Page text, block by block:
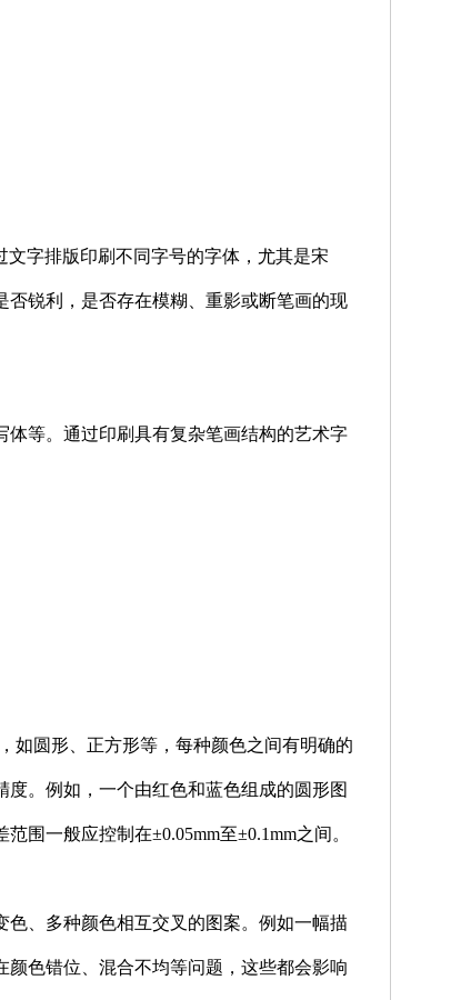
字排版印刷不同字号的字体，尤其是宋
锐利，是否存在模糊、重影或断笔画的现
等。通过印刷具有复杂笔画结构的艺术字
如圆形、正方形等，每种颜色之间有明确的
。例如，一个由红色和蓝色组成的圆形图
围一般应控制在±0.05mm至±0.1mm之间。
、多种颜色相互交叉的图案。例如一幅描
色错位、混合不均等问题，这些都会影响